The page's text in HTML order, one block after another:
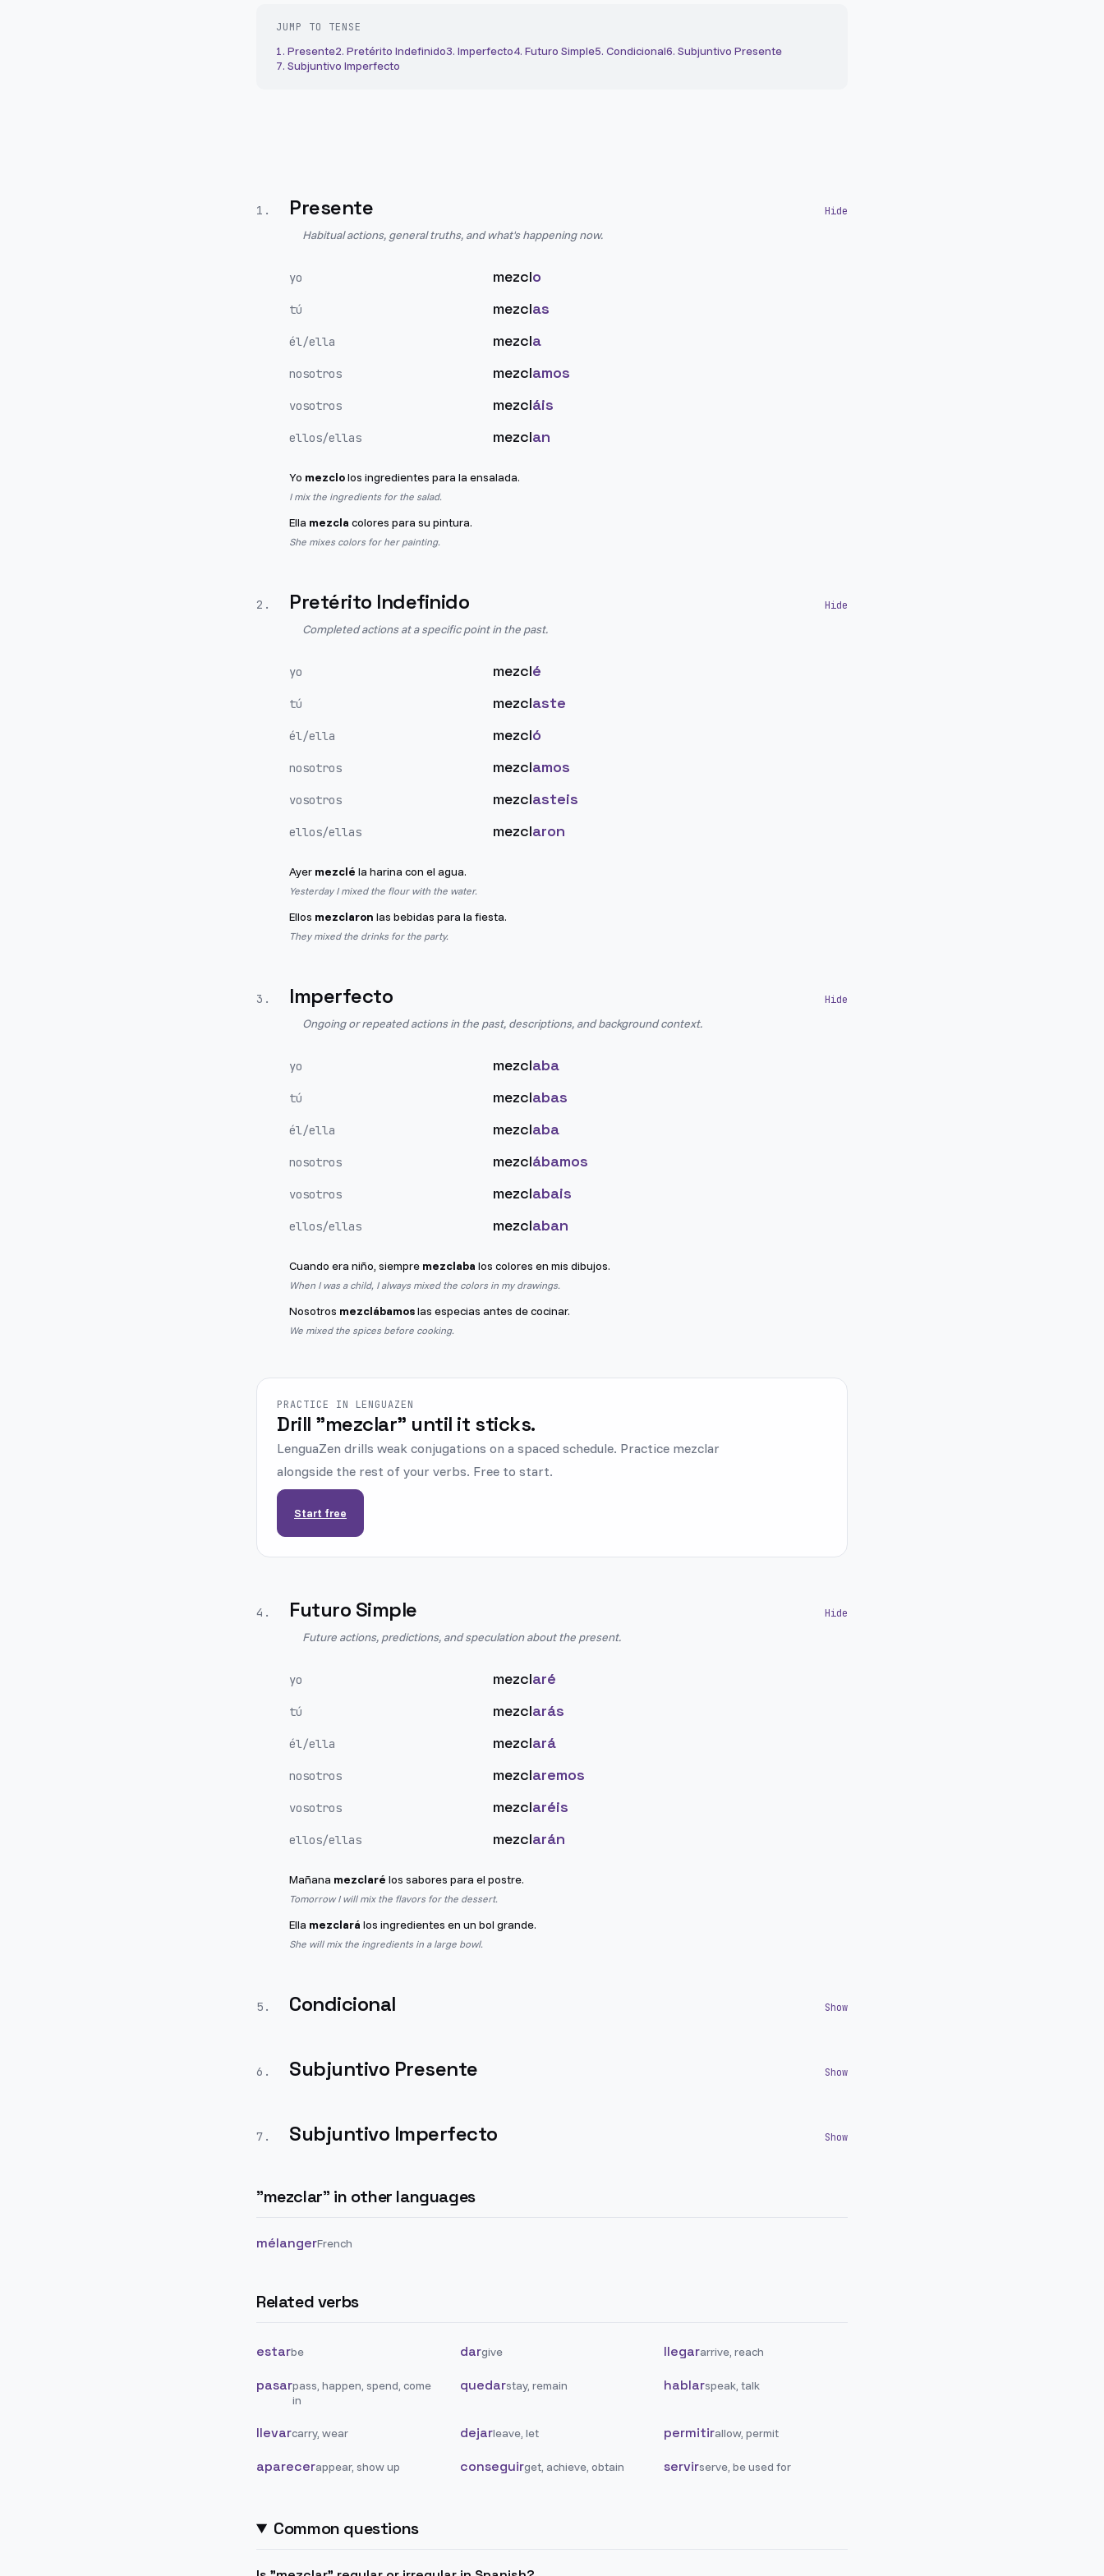
JUMP TO TENSE
1. Presente2. Pretérito Indefinido3. Imperfecto4. Futuro Simple5. Condicional6. Subjuntivo Presente
7. Subjuntivo Imperfecto
1 . Presente
Habitual actions, general truths, and what's happening now.
yo mezclo
tú mezclas
él/ella mezcla
nosotros mezclamos
vosotros mezcláis
ellos/ellas mezclan
Yo mezclolos ingredientes para la ensalada.
I mix the ingredients for the salad.
Ella mezcla colores para su pintura.
She mixes colors for her painting.
2 . Pretérito Indefinido
Completed actions at a specific point in the past.
yo mezclé
tú mezclaste
él/ella mezcló
nosotros mezclamos
vosotros mezclasteis
ellos/ellas mezclaron
Ayer mezclé la harina con el agua.
Yesterday I mixed the flour with the water.
Ellos mezclaron las bebidas para la fiesta.
They mixed the drinks for the party.
3 . Imperfecto
Ongoing or repeated actions in the past, descriptions, and background context.
yo mezclaba
tú mezclabas
él/ella mezclaba
nosotros mezclábamos
vosotros mezclabais
ellos/ellas mezclaban
Cuando era niño, siempre mezclaba los colores en mis dibujos.
When I was a child, I always mixed the colors in my drawings.
Nosotros mezclábamoslas especias antes de cocinar.
We mixed the spices before cooking.
PRACTICE IN LENGUAZEN
Drill "mezclar" until it sticks.
LenguaZen drills weak conjugations on a spaced schedule. Practice mezclar
alongside the rest of your verbs. Free to start.
Start free
4 . Futuro Simple
Future actions, predictions, and speculation about the present.
yo mezclaré
tú mezclarás
él/ella mezclará
nosotros mezclaremos
vosotros mezclaréis
ellos/ellas mezclarán
Mañana mezclaré los sabores para el postre.
Tomorrow I will mix the flavors for the dessert.
Ella mezclará los ingredientes en un bol grande.
She will mix the ingredients in a large bowl.
5 . Condicional
6 . Subjuntivo Presente
7 . Subjuntivo Imperfecto
"mezclar" in other languages
mélangerFrench
Related verbs
estarbe dargive llegararrive, reach
pasarpass, happen, spend, come
in
quedarstay, remain hablarspeak, talk
llevarcarry, wear dejarleave, let permitirallow, permit
aparecerappear, show up conseguirget, achieve, obtain servirserve, be used for
Common questions